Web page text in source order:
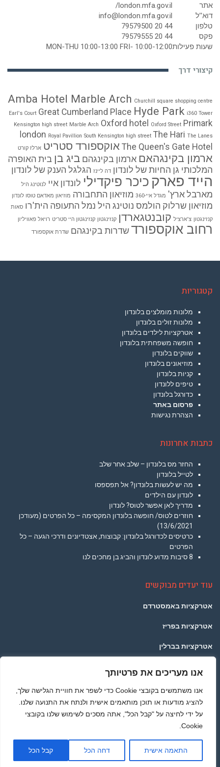
אנו מעריכים את פרטיותך
אנו משתמשים בקובצי Cookie כדי לשפר את חוויית הגלישה שלך,
להציג מודעות או תוכן מותאמים אישית ולנתח את התנועה שלנו.
על ידי לחיצה על "קבל הכל", אתה מסכים לשימוש שלנו בקובצי
Cookie.
התאמה אישית דחה הכל קבל הכל
אתר
london.mfa.gov.il/
דוא’’ל
info@london.mfa.gov.il
טלפון
44 20 79579500
פקס
44 20 79579555
שעות פעילותMON-THU 10:00-13:00 FRI- 10:00-12:00
קיצורי דרך
Amba Hotel Marble Arch Churchill square shopping centre
Earl's Court Great Cumberland Place Hyde Park i360 Tower
Kensington high street Marble Arch Oxford hotel Oxford Street Primark
london Royal Pavillion South Kensington high street The Hari The Lanes
The Queen's Gate Hotel אוקספורד סטריט ארלז קורט
ארמון בקינגהאם ארמון בקינגהם ביג בן בית האופרה
המלכותי גן החיות של לונדון דה ליינז הגלגל הענק של לונדון
הייד פארק כיכר פיקדילי לונדון איי לנוטינג היל
מארבל ארץ' מגדל איי-360 מוזיאון התחבורה מוזיאון מאדאם טוסו לונדון
מוזיאון שרלוק הולמס נוטינג היל נמל התעופה הית'רו סאות
קנזינגטון צ'ארציל קובנטגארדן קנזינגטון קנזינגטון היי סטריט רויאל פאוויליון
רחוב אוקספורד שדרות בקינגהם שדרת אוקספורד
קטגוריות
מלונות מומלצים בלונדון
מלונות זולים בלונדון
אטרקציות לילדים בלונדון
חופשה משפחתית בלונדון
שווקים בלונדון
מוזיאונים בלונדון
קניות בלונדון
טיפים ללונדון
כדורגל בלונדון
פרסום באתר
הצהרת נגישות
כתבות אחרונות
החזר מס בלונדון – שלב אחר שלב
לטייל בלונדון
מה יש לעשות בלונדון? אל תפספסו
לונדון עם הילדים
מדריך לאן אפשר לטוס? לונדון
חוזרים לטוס/ חופשה בלונדון המקסימה – כל הפרטים (מעודכן
13/6/2021)
כרטיסים לכדורגל בלונדון: קבוצות, אצטדיונים ודרכי הגעה – כל
הפרטים
8 סיבות מדוע לונדון והביג בן מחכים לנו
עוד יעדים מבוקשים
אטרקציות באמסטרדם
אטרקציות בפריז
אטרקציות בברלין
אטרקציות ברומא
© כל הזכויות שמורות לאתר LONDONTRAVEL.CO.IL - באופן כללי אתם יודעים שלא לוקחים ללא
גלילה
לראש